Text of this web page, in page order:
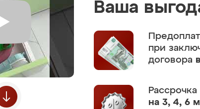
Ваша
при
договора
Рассрочка
на 3, 4, 6